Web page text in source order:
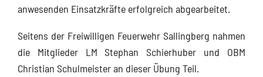
anwesenden Einsatzkräfte erfolgreich abgearbeitet.
Seitens der Freiwilligen Feuerwehr Sallingberg nahmen
die Mitglieder LM Stephan Schierhuber und OBM
Christian Schulmeister an dieser Übung Teil.